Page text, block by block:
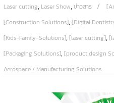
Laser cutting, Laser Show,ข่าวสาร
[Construction Solutions],[Digital
[Kids-Family-Solutions],[laser cutting],
[Packaging Solutions],[product design
Aerospace / Manufacturing Solutions